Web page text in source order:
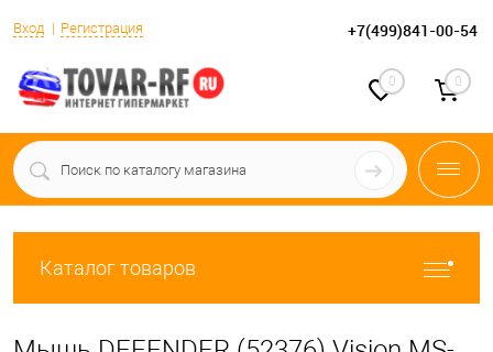
Вход Регистрация +7(499)841-00-54
0 0
Каталог товаров